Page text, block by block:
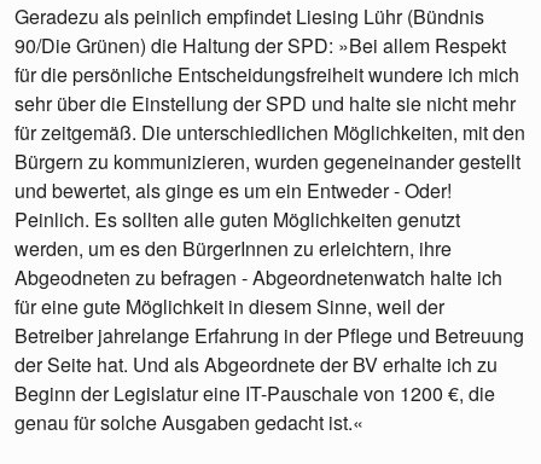
Geradezu als peinlich empfindet Liesing Lühr (Bündnis
90/Die Grünen) die Haltung der SPD: »Bei allem Respekt
für die persönliche Entscheidungsfreiheit wundere ich mich
sehr über die Einstellung der SPD und halte sie nicht mehr
für zeitgemäß. Die unterschiedlichen Möglichkeiten, mit den
Bürgern zu kommunizieren, wurden gegeneinander gestellt
und bewertet, als ginge es um ein Entweder - Oder!
Peinlich. Es sollten alle guten Möglichkeiten genutzt
werden, um es den BürgerInnen zu erleichtern, ihre
Abgeodneten zu befragen - Abgeordnetenwatch halte ich
für eine gute Möglichkeit in diesem Sinne, weil der
Betreiber jahrelange Erfahrung in der Pflege und Betreuung
der Seite hat. Und als Abgeordnete der BV erhalte ich zu
Beginn der Legislatur eine IT-Pauschale von 1200 €, die
genau für solche Ausgaben gedacht ist.«